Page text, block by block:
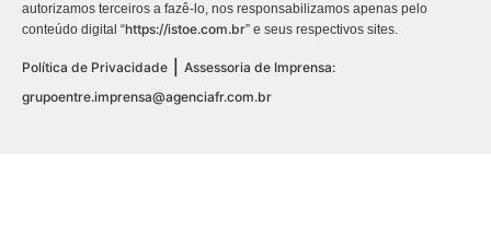
autorizamos terceiros a fazê-lo, nos responsabilizamos apenas pelo
conteúdo digital “https://istoe.com.br” e seus respectivos sites.
Política de Privacidade
Assessoria de Imprensa:
grupoentre.imprensa@agenciafr.com.br